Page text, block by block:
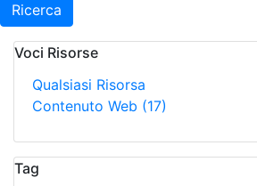
Ricerca
Voci Risorse
Qualsiasi Risorsa
Contenuto Web (17)
Tag